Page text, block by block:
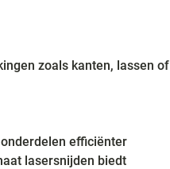
zoals kanten, lassen of
efficiënter
lasersnijden biedt